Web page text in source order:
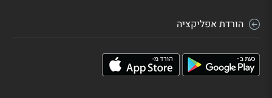
הורדת אפליקציה